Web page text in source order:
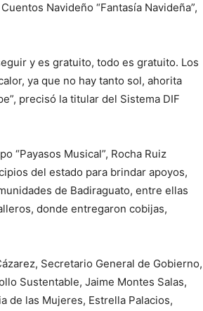
Navideño “Fantasía Navideña”,
y es gratuito, todo es gratuito. Los
ya que no hay tanto sol, ahorita
precisó la titular del Sistema DIF
“Payasos Musical”, Rocha Ruiz
del estado para brindar apoyos,
de Badiraguato, entre ellas
donde entregaron cobijas,
Secretario General de Gobierno,
Sustentable, Jaime Montes Salas,
de las Mujeres, Estrella Palacios,